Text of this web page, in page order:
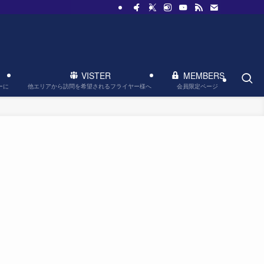
に
VISTER
他エリアから訪問を希望されるフライヤー様へ
MEMBERS
会員限定ページ